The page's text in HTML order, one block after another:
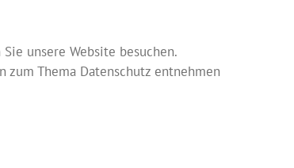
unsere Website besuchen.
Thema Datenschutz entnehmen